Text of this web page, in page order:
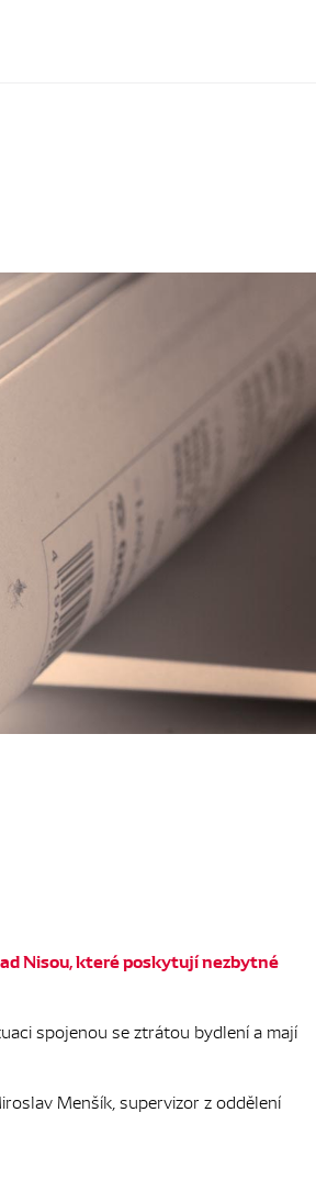
Nisou, které poskytují nezbytné
spojenou se ztrátou bydlení a mají
Menšík, supervizor z oddělení